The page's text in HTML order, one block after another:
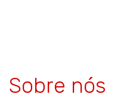
Sobre nós